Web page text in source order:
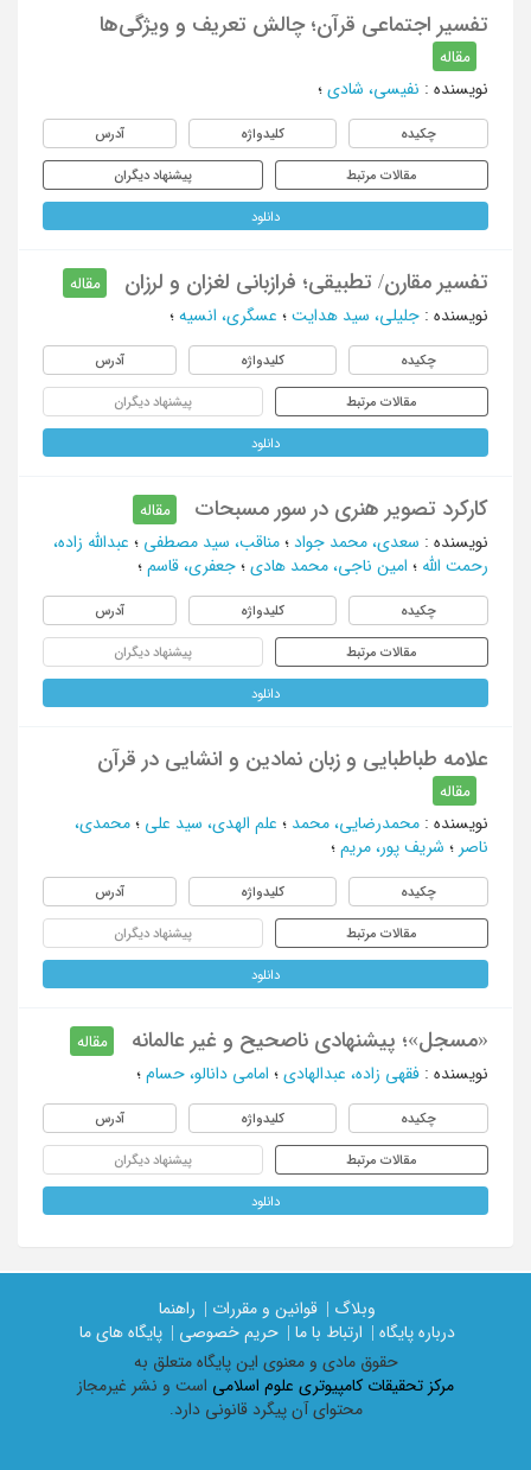
تفسیر اجتماعی قرآن؛ چالش تعریف و ویژگی‌ها
مقاله
نویسنده : نفیسی، شادی ؛
چکیده کلیدواژه آدرس
مقالات مرتبط پیشنهاد دیگران
دانلود
تفسیر مقارن/ تطبیقی؛ فرازبانی لغزان و لرزان
مقاله
نویسنده : جلیلی، سید هدایت ؛ عسگری، انسیه ؛
چکیده کلیدواژه آدرس
مقالات مرتبط پیشنهاد دیگران
دانلود
کارکرد تصویر هنری در سور مسبحات
مقاله
نویسنده : سعدی، محمد جواد ؛ مناقب، سید مصطفی ؛ عبدالله زاده،
رحمت الله ؛ امین ناجی، محمد هادی ؛ جعفری، قاسم ؛
چکیده کلیدواژه آدرس
مقالات مرتبط پیشنهاد دیگران
دانلود
علامه طباطبایی و زبان نمادین و انشایی در قرآن
مقاله
نویسنده : محمدرضایی، محمد ؛ علم الهدی، سید علی ؛ محمدی،
ناصر ؛ شریف پور، مریم ؛
چکیده کلیدواژه آدرس
مقالات مرتبط پیشنهاد دیگران
دانلود
«مسجل»؛ پیشنهادی ناصحیح و غیر عالمانه
مقاله
نویسنده : فقهی زاده، عبدالهادی ؛ امامی دانالو، حسام ؛
چکیده کلیدواژه آدرس
مقالات مرتبط پیشنهاد دیگران
دانلود
وبلاگ | قوانین و مقررات |
راهنما
درباره پایگاه |
ارتباط با ما | حریم خصوصی |
پایگاه های ما
حقوق مادی و معنوی اين پايگاه متعلق به
مرکز تحقیقات کامپیوتری علوم اسلامی است و نشر غیرمجاز
محتوای آن پیگرد قانونی دارد.